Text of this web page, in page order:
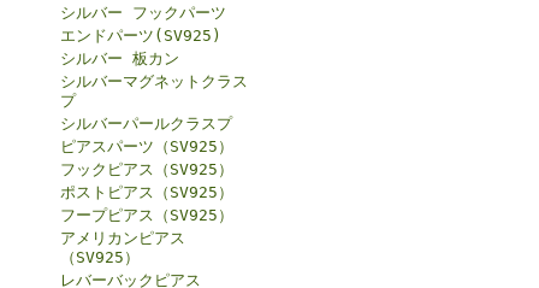
シルバー フックパーツ
エンドパーツ(SV925)
シルバー 板カン
シルバーマグネットクラス
プ
シルバーパールクラスプ
ピアスパーツ（SV925）
フックピアス（SV925）
ポストピアス（SV925）
フープピアス（SV925）
アメリカンピアス
（SV925）
レバーバックピアス